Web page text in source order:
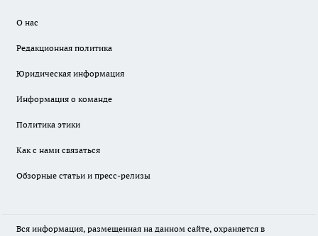
О нас
Редакционная политика
Юридическая информация
Информация о команде
Политика этики
Как с нами связаться
Обзорные статьи и пресс-релизы
Вся информация, размещенная на данном сайте, охраняется в